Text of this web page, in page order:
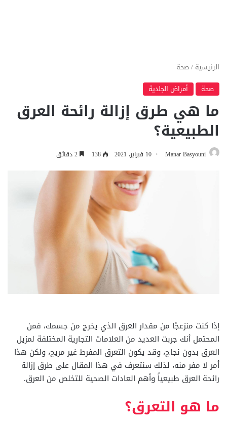
الرئيسية /صحة
صحة
أمراض الجلدية
ما هي طرق إزالة رائحة العرق
الطبيعية؟
Manar Basyouni 10 فبراير، 2021 138
إذا كنت منزعجًا من مقدار العرق الذي يخرج من جسمك، فمن
المحتمل أنك جربت العديد من العلامات التجارية المختلفة لمزيل
العرق بدون نجاح، وقد يكون التعرق المفرط غير مريح، ولكن هذا
أمر لا مفر منه، لذلك سنتعرف في هذا المقال على طرق إزالة
رائحة العرق طبيعياً وأهم العادات الصحية للتخلص من العرق.
ما هو التعرق؟